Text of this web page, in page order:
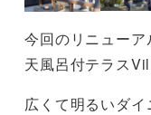
今回のリニュー
天風呂付テラス
広くて明るいダイ